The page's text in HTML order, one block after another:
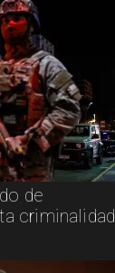
de
criminalidad